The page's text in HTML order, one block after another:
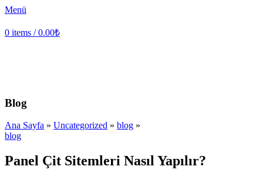
Menü
0 items / 0.00₺
Blog
Ana Sayfa » Uncategorized » blog »
blog
Panel Çit Sitemleri Nasıl Yapılır?